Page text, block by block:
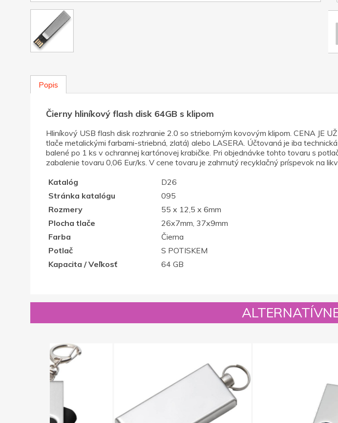
Popis
Čierny hliníkový flash disk 64GB s klipom
Hliníkový USB flash disk rozhranie 2.0 so strieborným kovovým klipom. CENA JE
tlače metalickými farbami-striebná, zlatá) alebo LASERA. Účtovaná je iba
balené po 1 ks v ochrannej kartónovej krabičke. Pri objednávke tohto tovaru s
zabalenie tovaru 0,06 Eur/ks. V cene tovaru je zahrnutý recyklačný príspevok na
Katalóg
D26
Stránka katalógu
095
Rozmery
55 x 12,5 x 6mm
Plocha tlače
26x7mm, 37x9mm
Farba
Čierna
Potlač
S POTISKEM
Kapacita / Veľkosť
64 GB